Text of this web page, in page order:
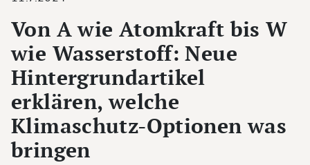
Von A wie Atomkraft bis W
wie Wasserstoff: Neue
Hintergrundartikel
erklären, welche
Klimaschutz-Optionen was
bringen